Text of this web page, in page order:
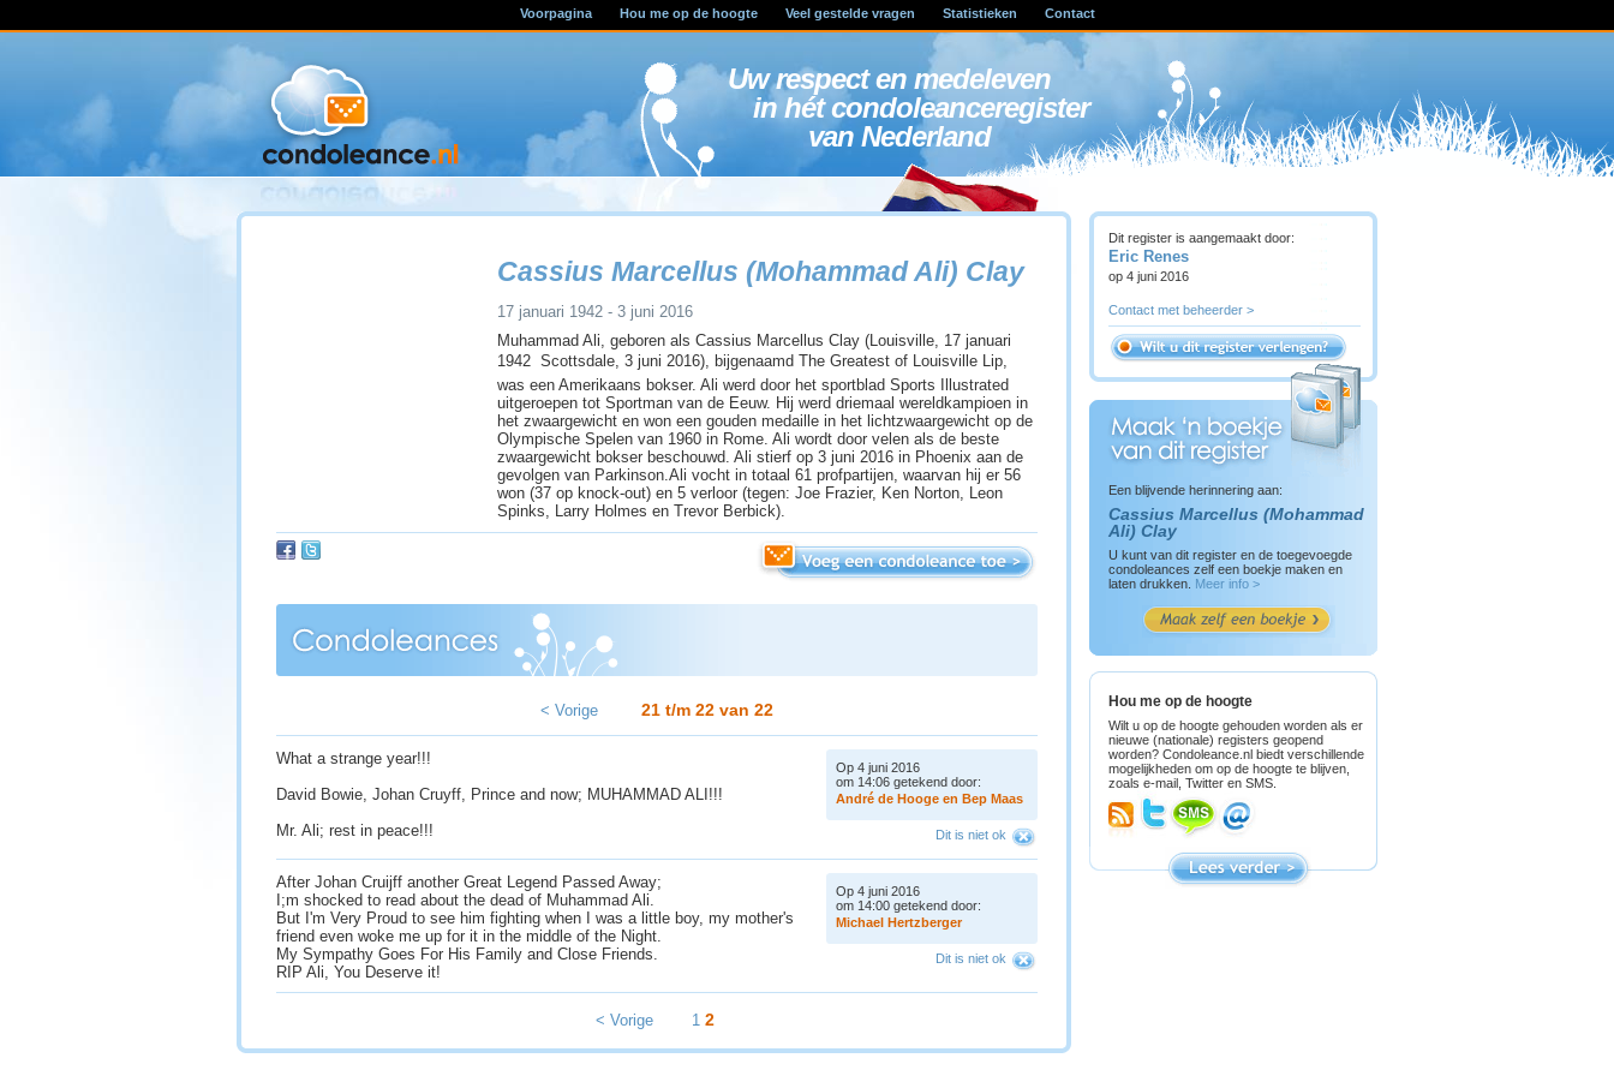
Voorpagina Hou me op de hoogte Veel gestelde vragen Statistieken Contact
Uw respect en medeleven
in hét condoleanceregister
van Nederland
Cassius Marcellus (Mohammad Ali) Clay
17 januari 1942 - 3 juni 2016
Muhammad Ali, geboren als Cassius Marcellus Clay (Louisville, 17 januari
1942  Scottsdale, 3 juni 2016), bijgenaamd The Greatest of Louisville Lip,
was een Amerikaans bokser. Ali werd door het sportblad Sports Illustrated
uitgeroepen tot Sportman van de Eeuw. Hij werd driemaal wereldkampioen in
het zwaargewicht en won een gouden medaille in het lichtzwaargewicht op de
Olympische Spelen van 1960 in Rome. Ali wordt door velen als de beste
zwaargewicht bokser beschouwd. Ali stierf op 3 juni 2016 in Phoenix aan de
gevolgen van Parkinson.Ali vocht in totaal 61 profpartijen, waarvan hij er 56
won (37 op knock-out) en 5 verloor (tegen: Joe Frazier, Ken Norton, Leon
Spinks, Larry Holmes en Trevor Berbick).
< Vorige 21 t/m 22 van 22
What a strange year!!!
David Bowie, Johan Cruyff, Prince and now; MUHAMMAD ALI!!!
Mr. Ali; rest in peace!!!
Op 4 juni 2016
om 14:06 getekend door:
André de Hooge en Bep Maas
Dit is niet ok
After Johan Cruijff another Great Legend Passed Away;
I;m shocked to read about the dead of Muhammad Ali.
But I'm Very Proud to see him fighting when I was a little boy, my mother's
friend even woke me up for it in the middle of the Night.
My Sympathy Goes For His Family and Close Friends.
RIP Ali, You Deserve it!
Op 4 juni 2016
om 14:00 getekend door:
Michael Hertzberger
Dit is niet ok
< Vorige 1 2
Dit register is aangemaakt door:
Eric Renes
op 4 juni 2016
Contact met beheerder >
Een blijvende herinnering aan:
Cassius Marcellus (Mohammad
Ali) Clay
U kunt van dit register en de toegevoegde
condoleances zelf een boekje maken en
laten drukken.
Meer info >
Hou me op de hoogte
Wilt u op de hoogte gehouden worden als er
nieuwe (nationale) registers geopend
worden? Condoleance.nl biedt verschillende
mogelijkheden om op de hoogte te blijven,
zoals e-mail, Twitter en SMS.